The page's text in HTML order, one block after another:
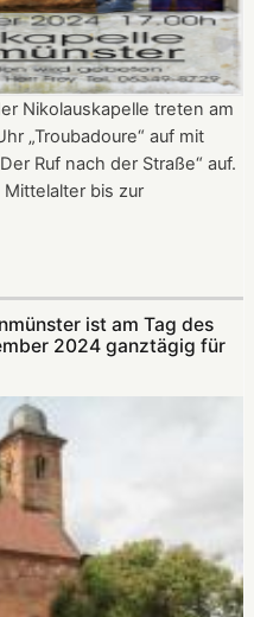
Nikolauskapelle treten am
„Troubadoure“ auf mit
Ruf nach der Straße“ auf.
bis zur
ist am Tag des
2024 ganztägig für